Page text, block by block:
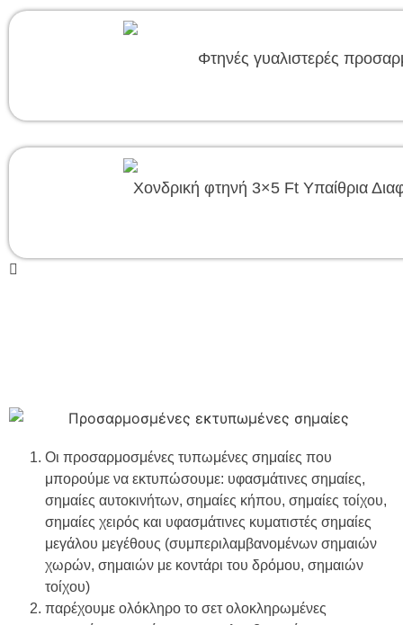
Φτηνές γυαλιστερές
Χονδρική φτηνή 3×5 Ft Υπαίθρια
Οι προσαρμοσμένες τυπωμένες σημαίες που
μπορούμε να εκτυπώσουμε: υφασμάτινες σημαίες,
σημαίες αυτοκινήτων, σημαίες κήπου, σημαίες τοίχου,
σημαίες χειρός και υφασμάτινες κυματιστές σημαίες
μεγάλου μεγέθους (συμπεριλαμβανομένων σημαιών
χωρών, σημαιών με κοντάρι του δρόμου, σημαιών
τοίχου)
παρέχουμε ολόκληρο το σετ ολοκληρωμένες